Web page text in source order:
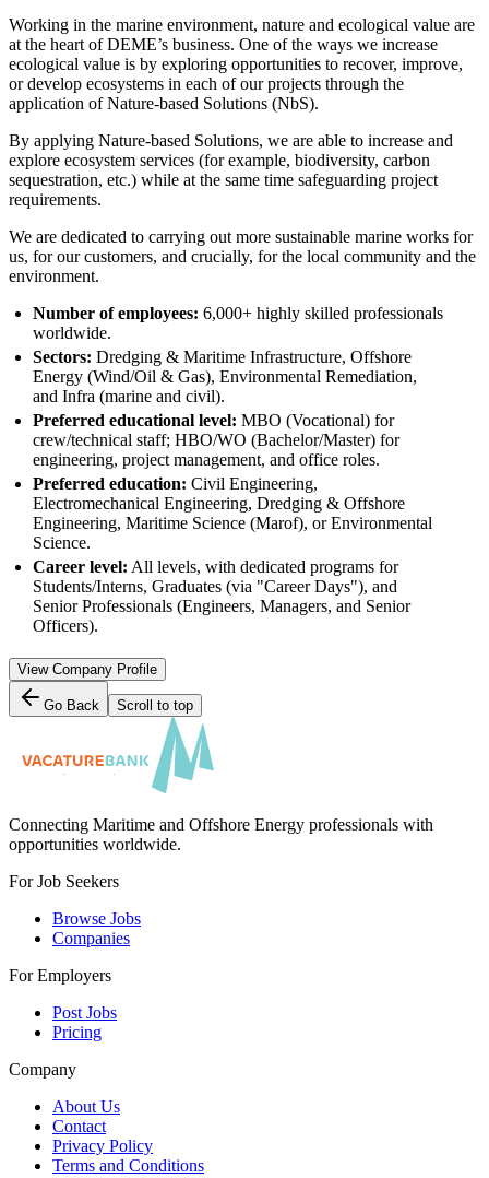
Working in the marine environment, nature and ecological value are
at the heart of DEME’s business. One of the ways we increase
ecological value is by exploring opportunities to recover, improve,
or develop ecosystems in each of our projects through the
application of Nature-based Solutions (NbS).
By applying Nature-based Solutions, we are able to increase and
explore ecosystem services (for example, biodiversity, carbon
sequestration, etc.) while at the same time safeguarding project
requirements.
We are dedicated to carrying out more sustainable marine works for
us, for our customers, and crucially, for the local community and the
environment.
Number of employees: 6,000+ highly skilled professionals
worldwide.
Sectors: Dredging & Maritime Infrastructure, Offshore
Energy (Wind/Oil & Gas), Environmental Remediation,
and Infra (marine and civil).
Preferred educational level: MBO (Vocational) for
crew/technical staff; HBO/WO (Bachelor/Master) for
engineering, project management, and office roles.
Preferred education: Civil Engineering,
Electromechanical Engineering, Dredging & Offshore
Engineering, Maritime Science (Marof), or Environmental
Science.
Career level: All levels, with dedicated programs for
Students/Interns, Graduates (via "Career Days"), and
Senior Professionals (Engineers, Managers, and Senior
Officers).
View Company Profile
Go Back Scroll to top
Connecting Maritime and Offshore Energy professionals with
opportunities worldwide.
For Job Seekers
Browse Jobs
Companies
For Employers
Post Jobs
Pricing
Company
About Us
Contact
Privacy Policy
Terms and Conditions